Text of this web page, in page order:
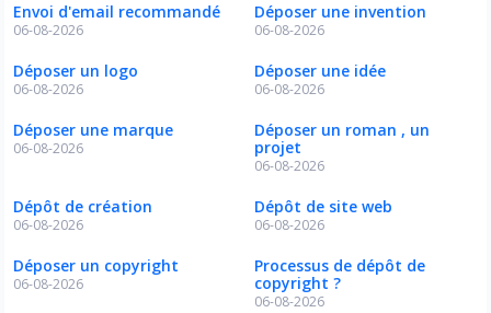
Envoi d'email recommandé
06-08-2026
Déposer une invention
06-08-2026
Déposer un logo
06-08-2026
Déposer une idée
06-08-2026
Déposer une marque
06-08-2026
Déposer un roman , un
projet
06-08-2026
Dépôt de création
06-08-2026
Dépôt de site web
06-08-2026
Déposer un copyright
06-08-2026
Processus de dépôt de
copyright ?
06-08-2026